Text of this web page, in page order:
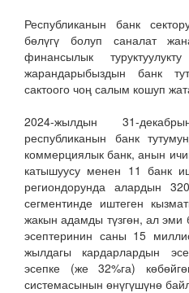
Республиканын банк
бөлүгү болуп саналат
финансылык
жарандарыбыздын банк
сактоого чоң салым кошуп
2024-жылдын 31-
республиканын банк
коммерциялык банк, анын
катышуусу менен 11 банк
региондорунда алардын
сегментинде иштеген
жакын адамды түзгөн, ал
эсептеринин саны 15
жылдагы кардарлардын
эсепке (же 32%га)
системасынын өнүгүшүнө